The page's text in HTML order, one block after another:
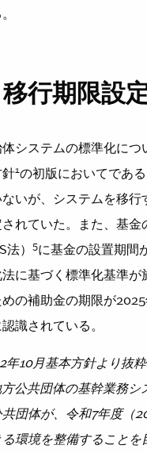
行期限設
システムの標準化につ
1の初版においてであ
いが、システムを移行
れていた。また、基
法）
5に基金の設置期間
に基づく標準化基準
の補助金の期限が
識されている。
年10月基本方針より抜粋
共団体の基幹業務シ
団体が、令和7年度（
環境を整備することを